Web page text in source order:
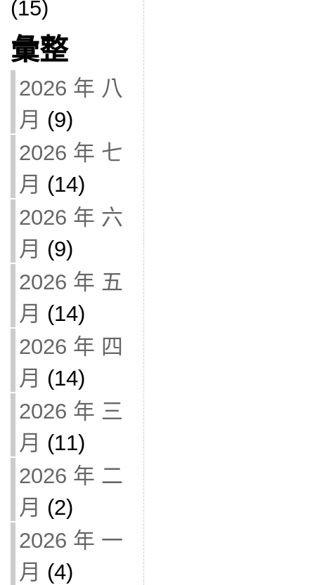
(15)
彙整
2026 年 八
月 (9)
2026 年 七
月 (14)
2026 年 六
月 (9)
2026 年 五
月 (14)
2026 年 四
月 (14)
2026 年 三
月 (11)
2026 年 二
月 (2)
2026 年 一
月 (4)